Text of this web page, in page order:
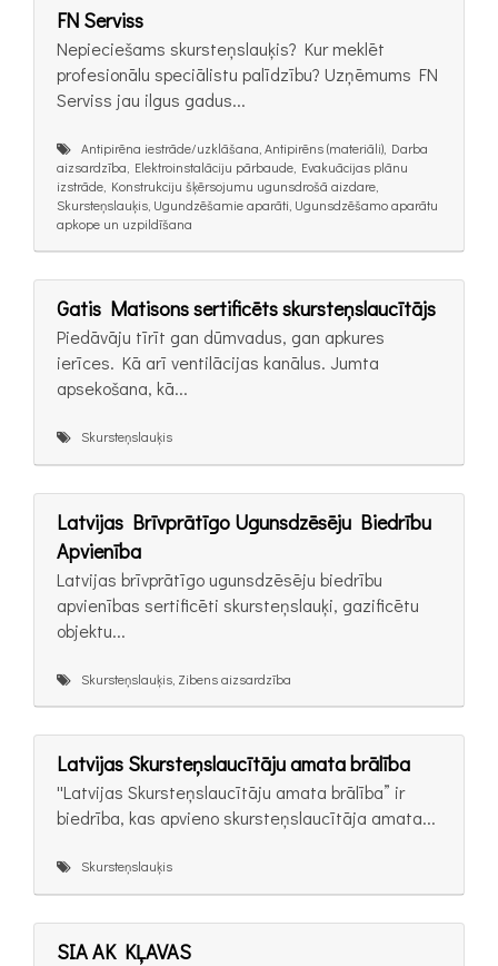
FN Serviss
Nepieciešams skursteņslauķis? Kur meklēt
profesionālu speciālistu palīdzību? Uzņēmums FN
Serviss jau ilgus gadus...
Antipirēna iestrāde/uzklāšana, Antipirēns (materiāli), Darba
aizsardzība, Elektroinstalāciju pārbaude, Evakuācijas plānu
izstrāde, Konstrukciju šķērsojumu ugunsdrošā aizdare,
Skursteņslauķis, Ugundzēšamie aparāti, Ugunsdzēšamo aparātu
apkope un uzpildīšana
Gatis Matisons sertificēts skursteņslaucītājs
Piedāvāju tīrīt gan dūmvadus, gan apkures
ierīces. Kā arī ventilācijas kanālus. Jumta
apsekošana, kā...
Skursteņslauķis
Latvijas Brīvprātīgo Ugunsdzēsēju Biedrību
Apvienība
Latvijas brīvprātīgo ugunsdzēsēju biedrību
apvienības sertificēti skursteņslauķi, gazificētu
objektu...
Skursteņslauķis, Zibens aizsardzība
Latvijas Skursteņslaucītāju amata brālība
''Latvijas Skursteņslaucītāju amata brālība” ir
biedrība, kas apvieno skursteņslaucītāja amata...
Skursteņslauķis
SIA AK KĻAVAS